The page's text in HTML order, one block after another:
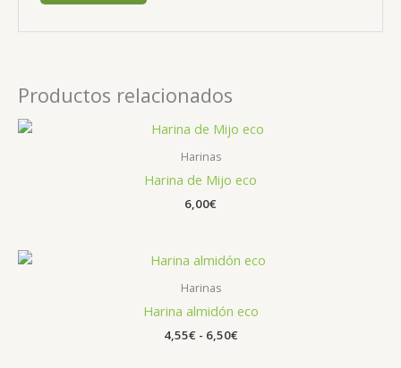
Productos relacionados
Harinas
Harina de Mijo eco
6,00€
Harinas
Harina almidón eco
4,55€ - 6,50€
Rango
4,55€
hasta